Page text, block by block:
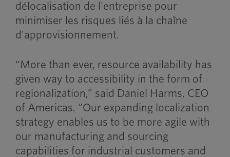
délocalisation de l'entreprise pour
minimiser les risques liés à la chaîne
d'approvisionnement.
“More than ever, resource availability has
given way to accessibility in the form of
regionalization,” said Daniel Harms, CEO
of Americas. “Our expanding localization
strategy enables us to be more agile with
our manufacturing and sourcing
capabilities for industrial customers and